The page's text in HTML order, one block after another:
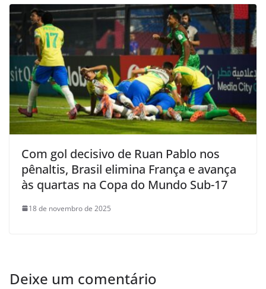
Com gol decisivo de Ruan Pablo nos
pênaltis, Brasil elimina França e avança
às quartas na Copa do Mundo Sub-17
18 de novembro de 2025
Deixe um comentário